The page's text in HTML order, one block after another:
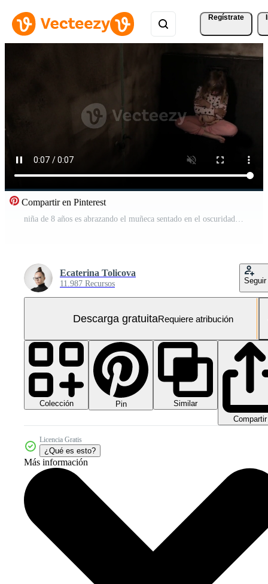
Regístrate
Compartir en Pinterest
niña de 8 años es abrazando el muñeca sentado en el oscuridad Vídeo Gratis
Ecaterina Tolicova
11.987 Recursos Seguir
Descarga gratuitaRequiere atribución
Colección Pin
Similar
Compartir
Licencia Gratis
¿Qué es esto?
Más información